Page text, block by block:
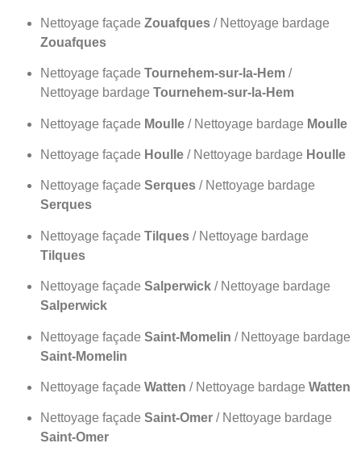
Nettoyage façade Zouafques / Nettoyage bardage
Zouafques
Nettoyage façade Tournehem-sur-la-Hem /
Nettoyage bardage Tournehem-sur-la-Hem
Nettoyage façade Moulle / Nettoyage bardage Moulle
Nettoyage façade Houlle / Nettoyage bardage Houlle
Nettoyage façade Serques / Nettoyage bardage
Serques
Nettoyage façade Tilques / Nettoyage bardage
Tilques
Nettoyage façade Salperwick / Nettoyage bardage
Salperwick
Nettoyage façade Saint-Momelin / Nettoyage bardage
Saint-Momelin
Nettoyage façade Watten / Nettoyage bardage Watten
Nettoyage façade Saint-Omer / Nettoyage bardage
Saint-Omer